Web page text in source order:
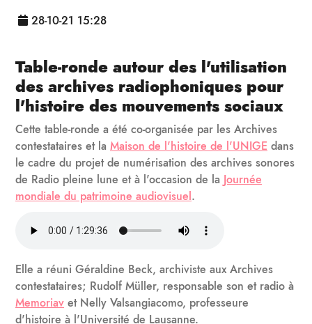
28-10-21 15:28
Table-ronde autour des l'utilisation
des archives radiophoniques pour
l'histoire des mouvements sociaux
Cette table-ronde a été co-organisée par les Archives
contestataires et la Maison de l'histoire de l'UNIGE dans
le cadre du projet de numérisation des archives sonores
de Radio pleine lune et à l'occasion de la Journée
mondiale du patrimoine audiovisuel.
Elle a réuni Géraldine Beck, archiviste aux Archives
contestataires; Rudolf Müller, responsable son et radio à
Memoriav et Nelly Valsangiacomo, professeure
d'histoire à l'Université de Lausanne.